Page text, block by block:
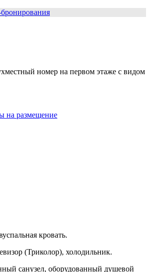
номер на первом этаже с видом
на размещение
кровать.
(Триколор), холодильник.
санузел, оборудованный душевой